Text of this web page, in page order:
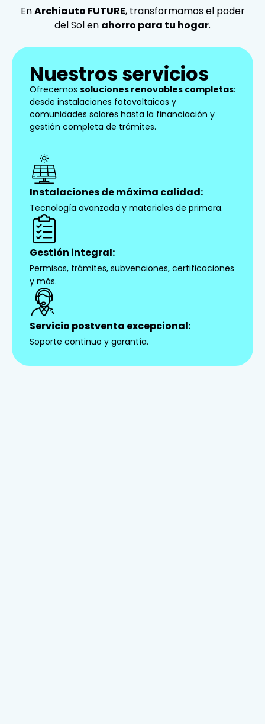
EnArchiauto FUTURE, transformamos el poder
del Sol en ahorro para tu hogar.
Nuestros servicios
Ofrecemos soluciones renovables completas:
desde instalaciones fotovoltaicas y
comunidades solares hasta la financiación y
gestión completa de trámites.
Instalaciones de máxima calidad:
Tecnología avanzada y materiales de primera.
Gestión integral:
Permisos, trámites, subvenciones, certificaciones
y más.
Servicio postventa excepcional:
Soporte continuo y garantía.